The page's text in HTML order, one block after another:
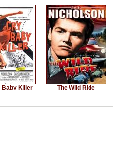
Baby Killer The Wild Ride